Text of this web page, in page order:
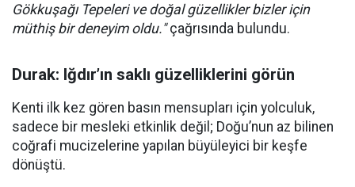
Gökkuşağı Tepeleri ve doğal güzellikler bizler için
müthiş bir deneyim oldu."çağrısında bulundu.
Durak: Iğdır’ın saklı güzelliklerini görün
Kenti ilk kez gören basın mensupları için yolculuk,
sadece bir mesleki etkinlik değil; Doğu’nun az bilinen
coğrafi mucizelerine yapılan büyüleyici bir keşfe
dönüştü.